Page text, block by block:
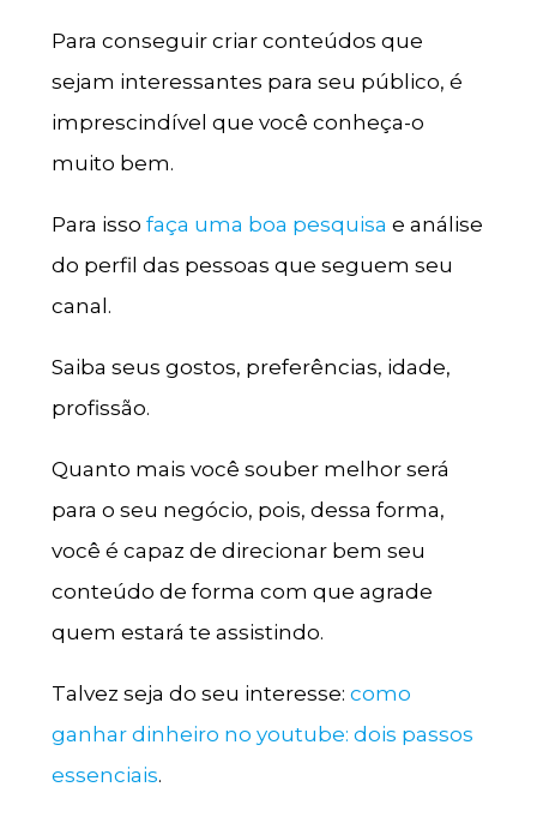
Para conseguir criar conteúdos que
sejam interessantes para seu público, é
imprescindível que você conheça-o
muito bem.
Para isso faça uma boa pesquisa e análise
do perfil das pessoas que seguem seu
canal.
Saiba seus gostos, preferências, idade,
profissão.
Quanto mais você souber melhor será
para o seu negócio, pois, dessa forma,
você é capaz de direcionar bem seu
conteúdo de forma com que agrade
quem estará te assistindo.
Talvez seja do seu interesse: como
ganhar dinheiro no youtube: dois passos
essenciais.